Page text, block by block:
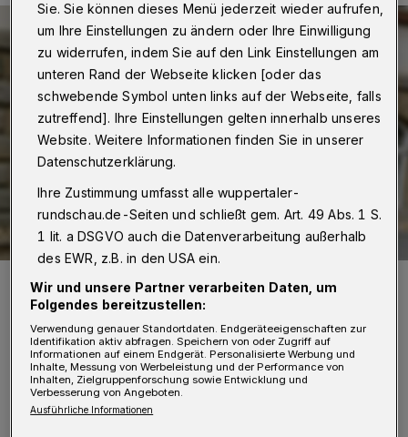
Daniel Lorberg, Solar Decathlon Projektleiter.
Foto: Wuppertaler Rundschau
euer Termin für das Finale des
Sie. Sie können dieses Menü jederzeit wieder aufrufen,
um Ihre Einstellungen zu ändern oder Ihre Einwilligung
zu widerrufen, indem Sie auf den Link Einstellungen am
unteren Rand der Webseite klicken [oder das
schwebende Symbol unten links auf der Webseite, falls
zutreffend]. Ihre Einstellungen gelten innerhalb unseres
Website. Weitere Informationen finden Sie in unserer
Datenschutzerklärung.
Ihre Zustimmung umfasst alle wuppertaler-
rundschau.de-Seiten und schließt gem. Art. 49 Abs. 1 S.
1 lit. a DSGVO auch die Datenverarbeitung außerhalb
des EWR, z.B. in den USA ein.
Wir und unsere Partner verarbeiten Daten, um
Folgendes bereitzustellen:
Verwendung genauer Standortdaten. Endgeräteeigenschaften zur
Identifikation aktiv abfragen. Speichern von oder Zugriff auf
Informationen auf einem Endgerät. Personalisierte Werbung und
Inhalte, Messung von Werbeleistung und der Performance von
Inhalten, Zielgruppenforschung sowie Entwicklung und
Verbesserung von Angeboten.
Ausführliche Informationen